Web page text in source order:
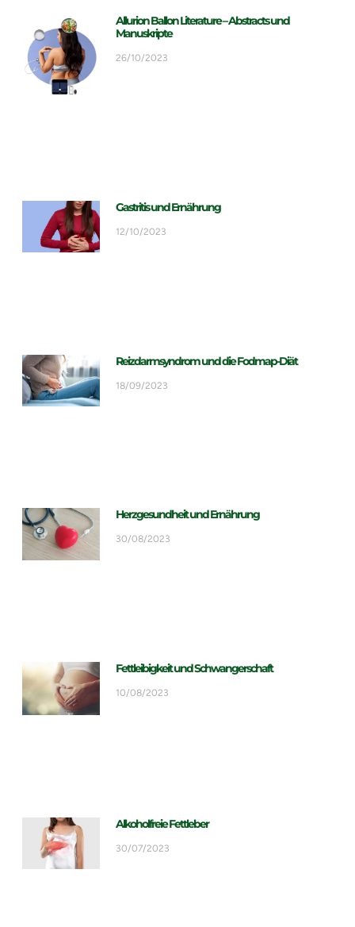
Allurion Ballon Literature – Abstracts und
Manuskripte
26/10/2023
Gastritis und Ernährung
12/10/2023
Reizdarmsyndrom und die Fodmap-Diät
18/09/2023
Herzgesundheit und Ernährung
30/08/2023
Fettleibigkeit und Schwangerschaft
10/08/2023
Alkoholfreie Fettleber
30/07/2023